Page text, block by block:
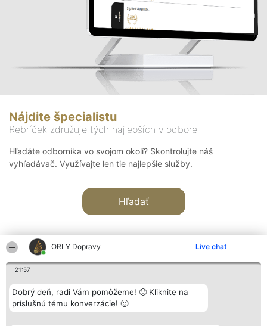
ORLY Dopravy Live chat
21:57
Dobrý deň, radi Vám pomôžeme! 🙂 Kliknite na
príslušnú tému konverzácie! 🙂
Nájdite špecialistu
Rebríček združuje tých najlepších v odbore
Hľadáte odborníka vo svojom okolí? Skontrolujte náš
vyhľadávač. Využívajte len tie najlepšie služby.
Hľadať
Organizátor hodnotenia
Bright Side Solutions sp. z o.
o. sp. k.
Wrocław 50-079
Hodnotenie
Laureáti
Lista
Laureatów
Kontakt
Kontakt